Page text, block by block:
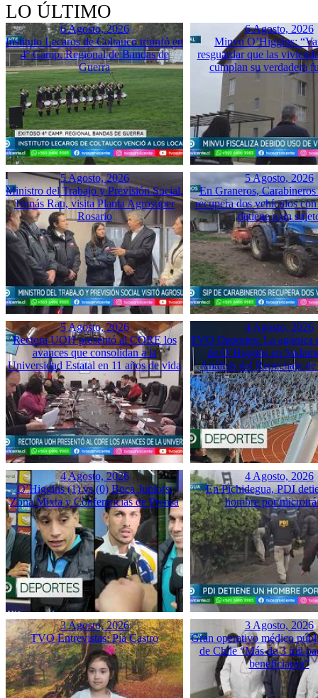
LO ÚLTIMO
6 Agosto, 2026
Instituto Lecaros de Coltauco triunfó en
4º Camp. Regional de Bandas de
Guerra
6 Agosto, 2026
Minvu O’Higgins:
resguardar que las
cumplan su verdadera
5 Agosto, 2026
Ministro del Trabajo y Previsión Social,
Tomás Rau, visita Planta Agrosuper
Rosario
5 Agosto, 2026
En Graneros,
recupera dos vehículos
detiene a un
5 Agosto, 2026
Rectora UOH presentó al CORE los
avances que consolidan a la
Universidad Estatal en 11 años de vida
4 Agosto, 2026
TVO Deportes: La agónica
de O’Higgins en
Análisis del Repechaje de
4 Agosto, 2026
O’Higgins (1) vs (0) Boca Juniors:
Zona Mixta y Conferencias de Prensa
4 Agosto, 2026
En Pichidegua, PDI
hombre por
3 Agosto, 2026
TVO Entrevistas: Pía Castro
3 Agosto, 2026
Gran operativo médico
de Chile “Más de 3 mil
beneficiaron”